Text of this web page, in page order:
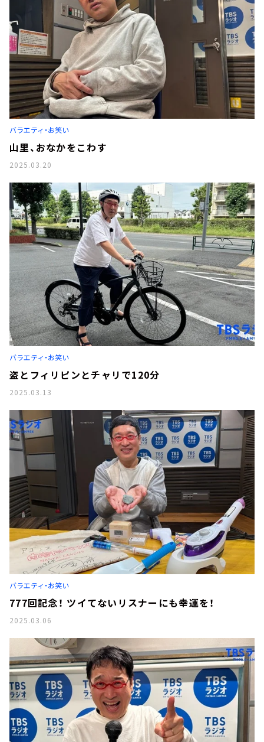
バラエティ・お笑い
山里、おなかをこわす
2025.03.20
バラエティ・お笑い
盗とフィリピンとチャリで120分
2025.03.13
バラエティ・お笑い
777回記念！ ツイてないリスナーにも幸運を！
2025.03.06